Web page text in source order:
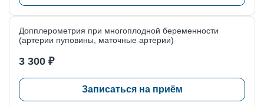
Запишитесь на УЗИ желчного пузыря и протоков в «Клинике
доктора Пеля», чтобы получить точную и своевременную
диагностику. Мы обеспечим профессиональный подход,
Допплерометрия при многоплодной беременности
(артерии пуповины, маточные артерии)
3 300 ₽
Записаться на приём